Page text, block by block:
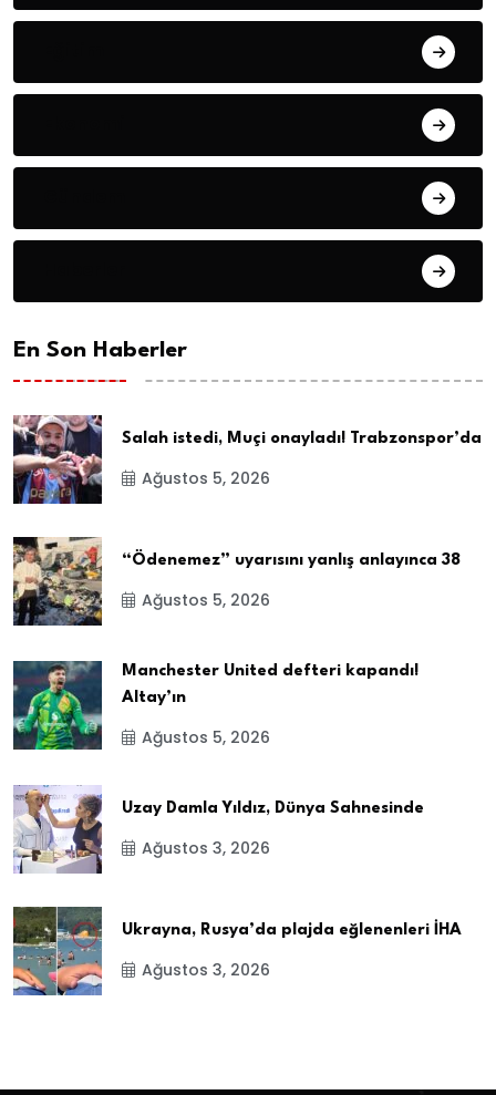
En Son Haberler
Salah istedi, Muçi onayladı! Trabzonspor’da
Ağustos 5, 2026
“Ödenemez” uyarısını yanlış anlayınca 38
Ağustos 5, 2026
Manchester United defteri kapandı!
Altay’ın
Ağustos 5, 2026
Uzay Damla Yıldız, Dünya Sahnesinde
Ağustos 3, 2026
Ukrayna, Rusya’da plajda eğlenenleri İHA
Ağustos 3, 2026